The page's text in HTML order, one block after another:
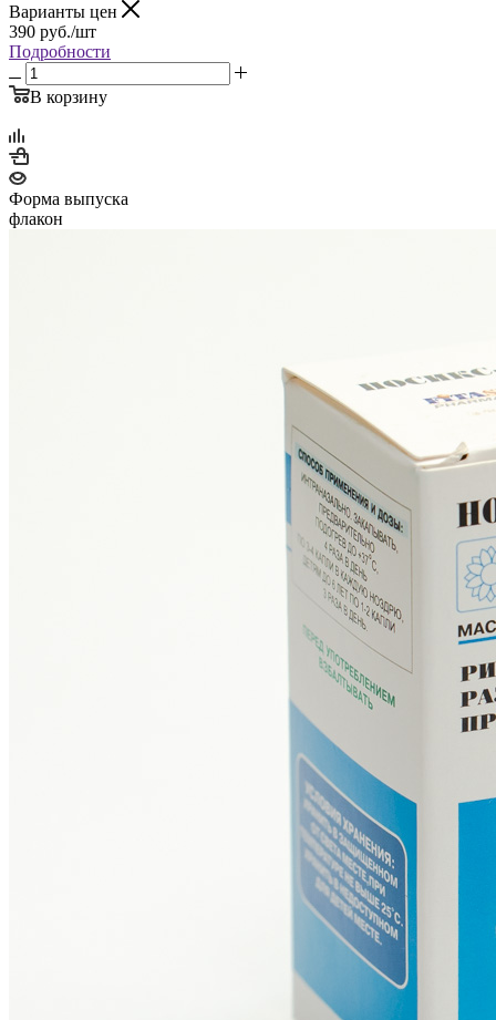
Варианты цен
390 руб./шт
Подробности
В корзину
Форма выпуска
флакон